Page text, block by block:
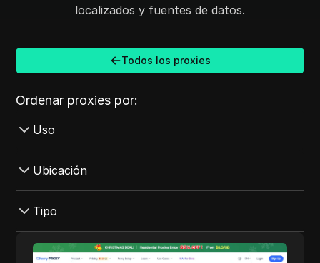
localizados y fuentes de datos.
Todos los proxies
Ordenar proxies por:
Uso
Kickass Torrent
Amazon
Craigslist
Discord
Ubicación
Australia
Austria
Tipo
Centro de datosCherry Proxy